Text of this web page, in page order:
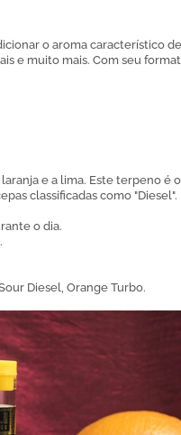
o aroma característico
e muito mais. Com seu
e a lima. Este terpeno
classificadas como "Diesel".
o dia.
Diesel, Orange Turbo.